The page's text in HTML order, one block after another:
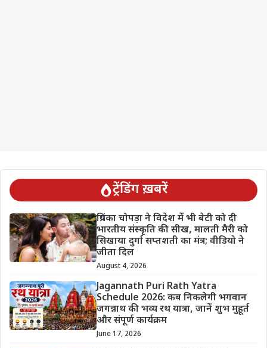
ट्रेंडिंग ख़बरें
प्रियंका चोपड़ा ने विदेश में भी बेटी को दी
भारतीय संस्कृति की सीख, मालती मैरी को
सिखाया दुर्गा सप्तशती का मंत्र; वीडियो ने
जीता दिल
August 4, 2026
Jagannath Puri Rath Yatra
Schedule 2026: कब निकलेगी भगवान
जगन्नाथ की भव्य रथ यात्रा, जानें शुभ मुहूर्त
और संपूर्ण कार्यक्रम
June 17, 2026